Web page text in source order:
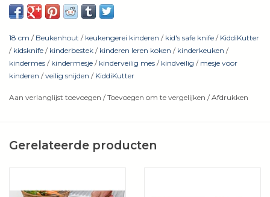
scherpe snijrand. Door een lichte hakkende of zagende
beleg makkelijk zelf snijden.
Je kinderen voelen zich echte mini-chefs terwijl ze veilig
helpen in de keuken. Ondertussen werken ze ongemerkt
meedoen) zonder angst voor gesneden vingertjes.
18 cm / Beukenhout / keukengerei kinderen / kid's safe knife / KiddiKutter
/ kidsknife / kinderbestek / kinderen leren koken / kinderkeuken /
kindermes / kindermesje / kinderveilig mes / kindveilig / mesje voor
kinderen /veilig snijden / KiddiKutter
Aan verlanglijst toevoegen /Toevoegen om te vergelijken /Afdrukken
Gerelateerde producten